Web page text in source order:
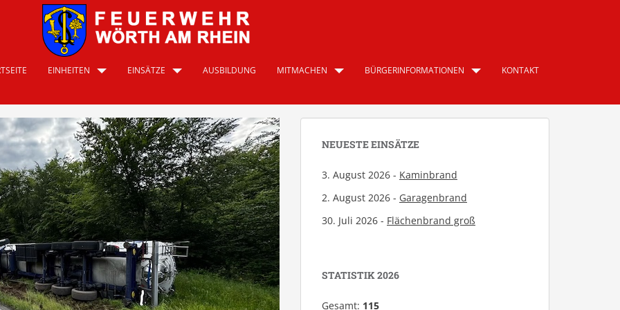
EINHEITEN EINSÄTZE AUSBILDUNG MITMACHEN BÜRGERINFORMATIONEN KONTAKT
NEUESTE EINSÄTZE
3. August 2026 - Kaminbrand
2. August 2026 - Garagenbrand
30. Juli 2026 - Flächenbrand groß
STATISTIK 2026
Gesamt: 115